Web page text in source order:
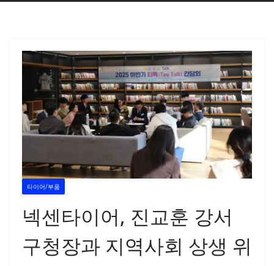
타이어/부품
넥센타이어, 진교훈 강서
구청장과 지역사회 상생 위